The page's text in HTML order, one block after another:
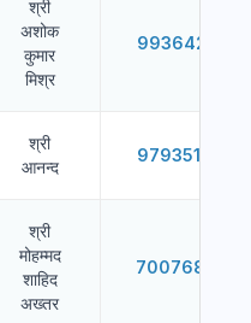
श्री
अशोक
कुमार
मिश्र
9936421122
श्री
आनन्द
9793515991
श्री
मोहम्मद
शाहिद
अख्तर
7007681010